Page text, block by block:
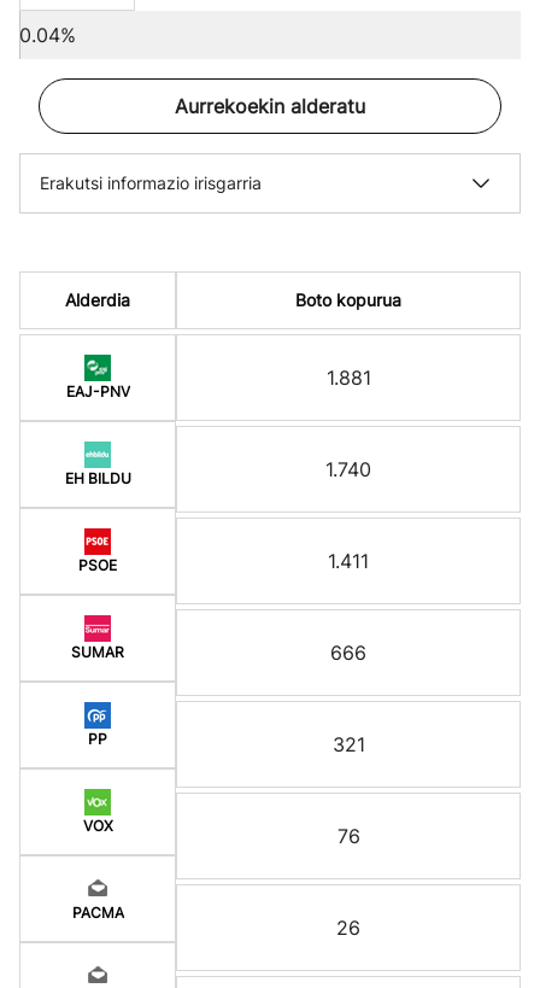
0.04%
Aurrekoekin alderatu
Erakutsi informazio irisgarria
Alderdia
EAJ-PNV
EH BILDU
PSOE
SUMAR
PP
VOX
PACMA
Boto kopurua
1.881
1.740
1.411
666
321
76
26